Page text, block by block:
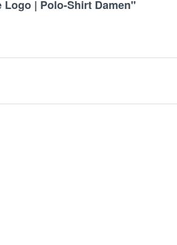
| Polo-Shirt Damen"